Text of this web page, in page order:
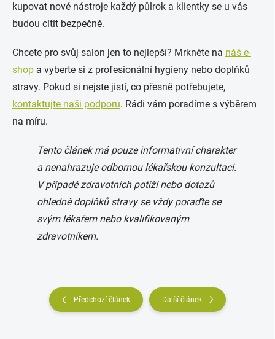
kupovat nové nástroje každý půlrok a klientky se u vás
budou cítit bezpečně.
Chcete pro svůj salon jen to nejlepší? Mrkněte na náš e-
shop a vyberte si z profesionální hygieny nebo doplňků
stravy. Pokud si nejste jistí, co přesně potřebujete,
kontaktujte naši podporu. Rádi vám poradíme s výběrem
na míru.
Tento článek má pouze informativní charakter
a nenahrazuje odbornou lékařskou konzultaci.
V případě zdravotních potíží nebo dotazů
ohledně doplňků stravy se vždy poraďte se
svým lékařem nebo kvalifikovaným
zdravotníkem.
Předchozí článek Další článek